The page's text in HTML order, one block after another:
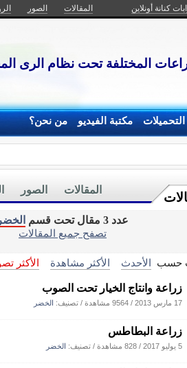
كنانة أونلاين المقالات الصور
المختلفة تحت نظام الرى
التحميلات مكتبة الفيديو من نحن؟
الصور المقالات
عدد 3 مقال تحت قسم
الخضر
تصفح جميع المقالات
حسب الأحدث الأكثر مشاهدة الأكثر
زراعة وانتاج الخيار تحت الصوب
17 مارس 2013 / 9564 مشاهدة / تصنيف: الخضر
زراعة البطاطس
5 يوليو 2017 / 828 مشاهدة / تصنيف: الخضر